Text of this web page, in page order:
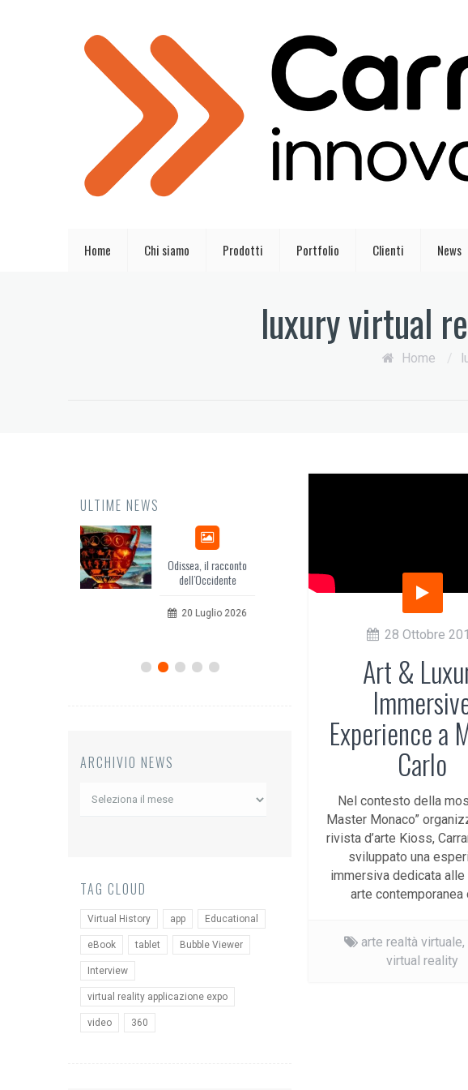
Home Chi siamo Prodotti Portfolio Clienti News
luxury virtual
Home /
28 Ottobre
Art &
Experience a
Carlo
Nel contesto della
Master Monaco”
rivista d’arte Kioss,
sviluppato una
immersiva dedicata
arte contemporanea
arte realtà virtuale,
virtual reality
ULTIME NEWS
Odissea, il racconto
EuropCOM: digital kit
per l’ecosistema della
Bruxelles: AI e
5 Giugno
ARCHIVIO NEWS
Archivio
TAG CLOUD
Virtual History app Educational
eBook tablet Bubble Viewer
Interview
virtual reality applicazione expo
video 360